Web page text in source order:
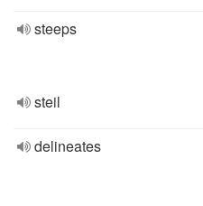
steeps
steil
delineates